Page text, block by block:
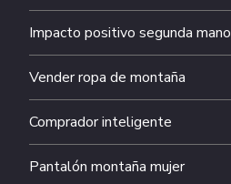
Impacto positivo segunda mano
Vender ropa de montaña
Comprador inteligente
Pantalón montaña mujer